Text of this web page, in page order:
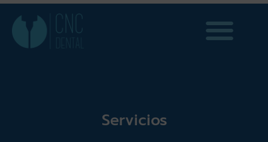
Servicios